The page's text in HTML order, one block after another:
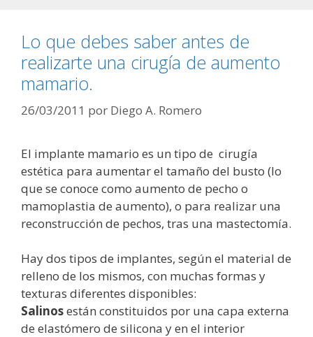
Lo que debes saber antes de
realizarte una cirugía de aumento
mamario.
26/03/2011 por Diego A. Romero
El implante mamario es un tipo de cirugía
estética para aumentar el tamaño del busto (lo
que se conoce como aumento de pecho o
mamoplastia de aumento), o para realizar una
reconstrucción de pechos, tras una mastectomía.
Hay dos tipos de implantes, según el material de
relleno de los mismos, con muchas formas y
texturas diferentes disponibles:
Salinosestán constituidos por una capa externa
de elastómero de silicona y en el interior